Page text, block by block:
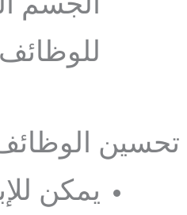
الجسم
تحسين الوظائف
يمكن